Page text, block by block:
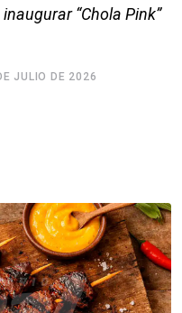
“Chola Pink”
JULIO DE 2026